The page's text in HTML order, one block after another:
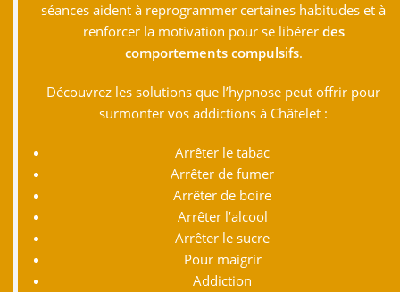
séances aident à reprogrammer certaines habitudes et à
renforcer la motivation pour se libérer des
comportements compulsifs.
Découvrez les solutions que l’hypnose peut offrir pour
surmonter vos addictions à Châtelet :
Arrêter le tabac
Arrêter de fumer
Arrêter de boire
Arrêter l’alcool
Arrêter le sucre
Pour maigrir
Addiction